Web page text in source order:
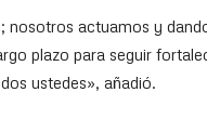
nosotros actuamos y
plazo para seguir
ustedes», añadió.